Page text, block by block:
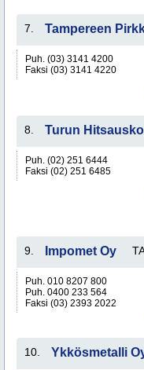
7. Tampereen
Puh. (03) 3141 4200
Faksi (03) 3141 4220
8. Turun
Puh. (02) 251 6444
Faksi (02) 251 6485
9. Impomet Oy
Puh. 010 8207 800
Puh. 0400 233 564
Faksi (03) 2393 2022
10. Ykkösmetalli